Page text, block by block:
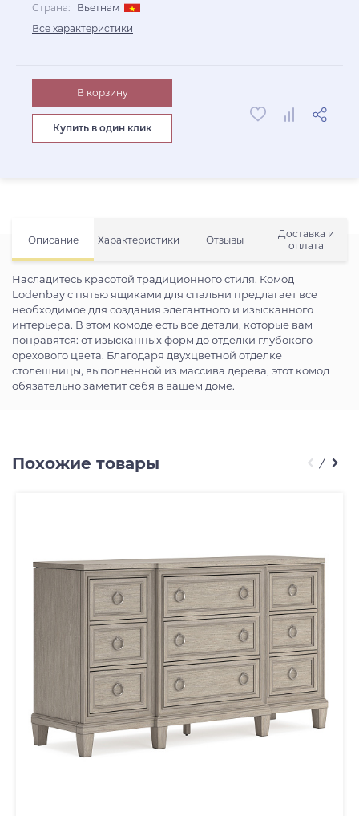
Описание Характеристики Отзывы
Доставка и
оплата
Насладитесь красотой традиционного стиля. Комод
Lodenbay с пятью ящиками для спальни предлагает все
необходимое для создания элегантного и изысканного
интерьера. В этом комоде есть все детали, которые вам
понравятся: от изысканных форм до отделки глубокого
орехового цвета. Благодаря двухцветной отделке
столешницы, выполненной из массива дерева, этот комод
обязательно заметит себя в вашем доме.
Страна:
Вьетнам
Все характеристики
В корзину
Купить в один клик
Похожие товары